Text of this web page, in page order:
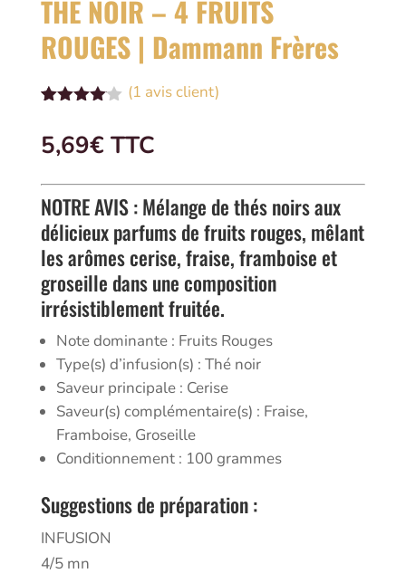
THÉ NOIR – 4 FRUITS
ROUGES | Dammann Frères
5 basé
sur
(1 avis client)
5,69€ TTC
NOTRE AVIS : Mélange de thés noirs aux
délicieux parfums de fruits rouges, mêlant
les arômes cerise, fraise, framboise et
groseille dans une composition
irrésistiblement fruitée.
Note dominante : Fruits Rouges
Type(s) d’infusion(s) : Thé noir
Saveur principale : Cerise
Saveur(s) complémentaire(s) : Fraise,
Framboise, Groseille
Conditionnement : 100 grammes
Suggestions de préparation :
INFUSION
4/5 mn